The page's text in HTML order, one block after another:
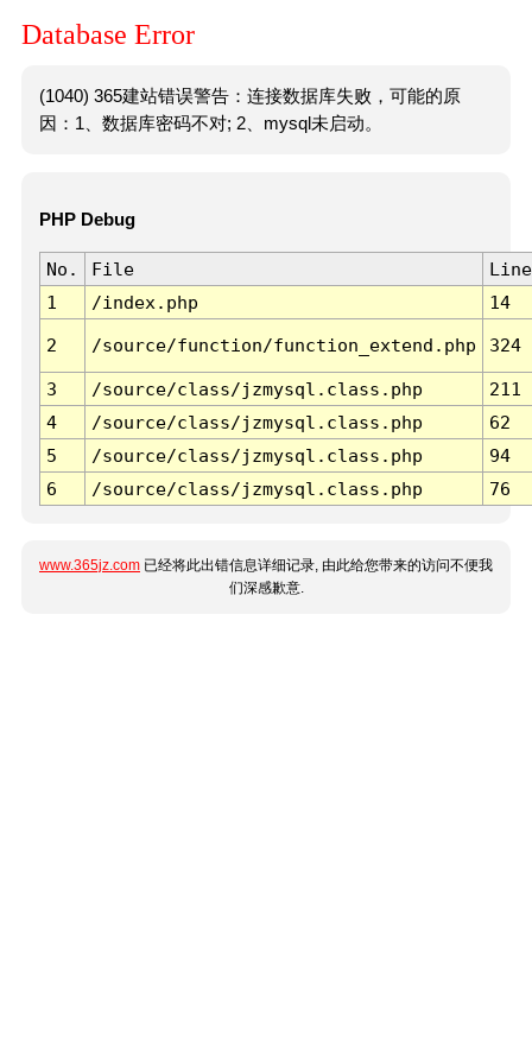
Database Error
(1040) 365建站错误警告：连接数据库失败，可能的原
因：1、数据库密码不对; 2、mysql未启动。
PHP Debug
No. File
Line
1
/index.php 14
2 /source/function/function_extend.php 324
3 /source/class/jzmysql.class.php
211
4
/source/class/jzmysql.class.php
62
5
/source/class/jzmysql.class.php
94
6
/source/class/jzmysql.class.php 76
www.365jz.com 已经将此出错信息详细记录, 由此给您带来的访问不便我
们深感歉意.